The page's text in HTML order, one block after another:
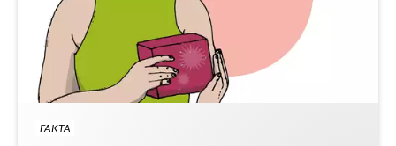
FAKTA